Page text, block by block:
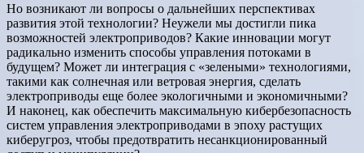
Но возникают ли вопросы о дальнейших перспективах
развития этой технологии? Неужели мы достигли пика
возможностей электроприводов? Какие инновации могут
радикально изменить способы управления потоками в
будущем? Может ли интеграция с «зелеными» технологиями,
такими как солнечная или ветровая энергия, сделать
электроприводы еще более экологичными и экономичными?
И наконец, как обеспечить максимальную кибербезопасность
систем управления электроприводами в эпоху растущих
киберугроз, чтобы предотвратить несанкционированный